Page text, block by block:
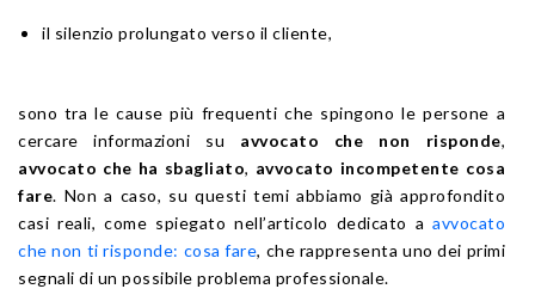
il silenzio prolungato verso il cliente,
sono tra le cause più frequenti che spingono le persone a
cercare informazioni su avvocato che non risponde,
avvocato che ha sbagliato, avvocato incompetente cosa
fare. Non a caso, su questi temi abbiamo già approfondito
casi reali, come spiegato nell’articolo dedicato a avvocato
che non ti risponde: cosa fare, che rappresenta uno dei primi
segnali di un possibile problema professionale.